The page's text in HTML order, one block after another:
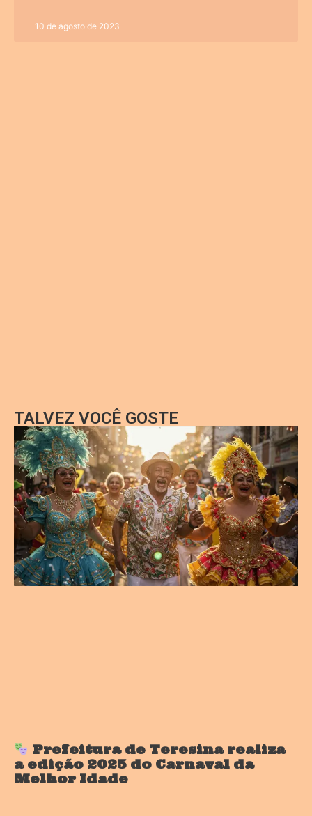
10 de agosto de 2023
TALVEZ VOCÊ GOSTE
Prefeitura de Teresina realiza
a edição 2025 do Carnaval da
Melhor Idade